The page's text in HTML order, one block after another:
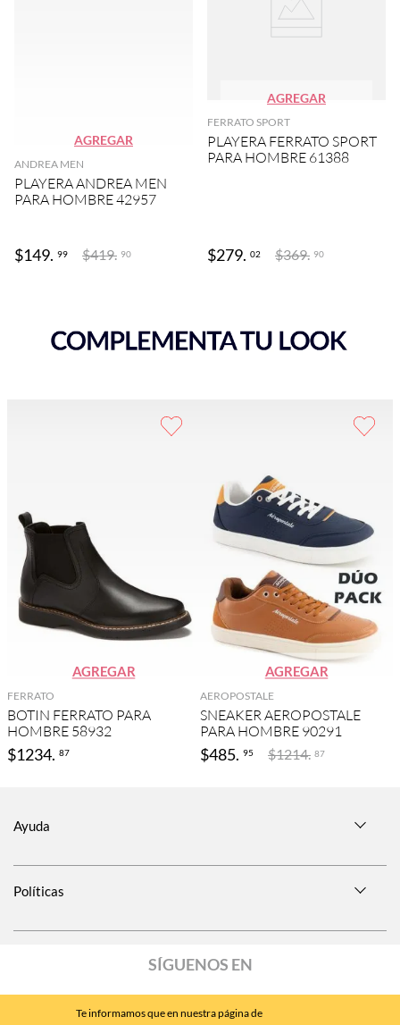
Te informamos que en nuestra página de
AGREGAR
ANDREA MEN
PLAYERA ANDREA MEN
PARA HOMBRE 42957
$149. 99 $419. 90
AGREGAR
FERRATO SPORT
PLAYERA FERRATO SPORT
PARA HOMBRE 61388
$279. 02 $369. 90
AGREGAR
FERRATO
BOTIN FERRATO PARA
HOMBRE 58932
$1234. 87
AGREGAR
AEROPOSTALE
SNEAKER AEROPOSTALE
PARA HOMBRE 90291
$485. 95 $1214. 87
Ayuda
Políticas
SÍGUENOS EN